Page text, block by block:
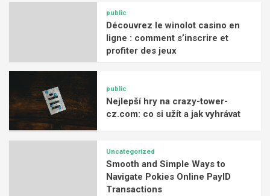
public
Découvrez le winolot casino en
ligne : comment s’inscrire et
profiter des jeux
public
Nejlepší hry na crazy-tower-
cz.com: co si užít a jak vyhrávat
Uncategorized
Smooth and Simple Ways to
Navigate Pokies Online PayID
Transactions